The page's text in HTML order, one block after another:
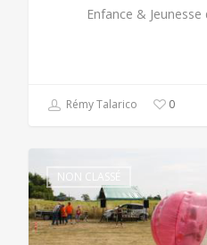
Enfance &
Rémy Talarico 0
NON CLASSÉ